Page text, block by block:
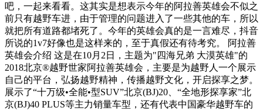
吧，一起来看看。这其实是想表示今年的阿拉善英雄会不似之
前只有越野车进，由于管理的问题进入了一些其他的车，所以
就把所有道路都堵死了。今年的英雄会真的是一言难尽，抖音
所说的1v7好像也是这样来的，至于真假还有待考究。 阿拉善
英雄会介绍 这是在10月2日，主题为"四海兄弟 大漠英雄"的
2018北京®越野世家阿拉善英雄会，主要是为越野人一个展示
自己的平台，弘扬越野精神，传播越野文化，开启探享之梦。
展示了“十万级•全能•型SUV”北京(BJ)20、“全地形探享家”北
京(BJ)40 PLUS等主力销量车型，还有代表中国豪华越野车的